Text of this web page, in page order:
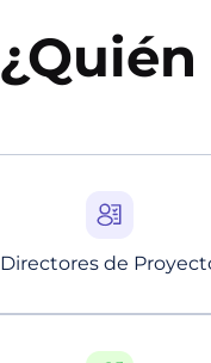
Directores de